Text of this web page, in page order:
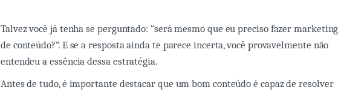
Talvez você já tenha se perguntado: “será mesmo que eu preciso fazer marketing
de conteúdo?”. E se a resposta ainda te parece incerta, você provavelmente não
entendeu a essência dessa estratégia.
Antes de tudo, é importante destacar que um bom conteúdo é capaz de resolver